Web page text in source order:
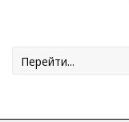
Перейти...